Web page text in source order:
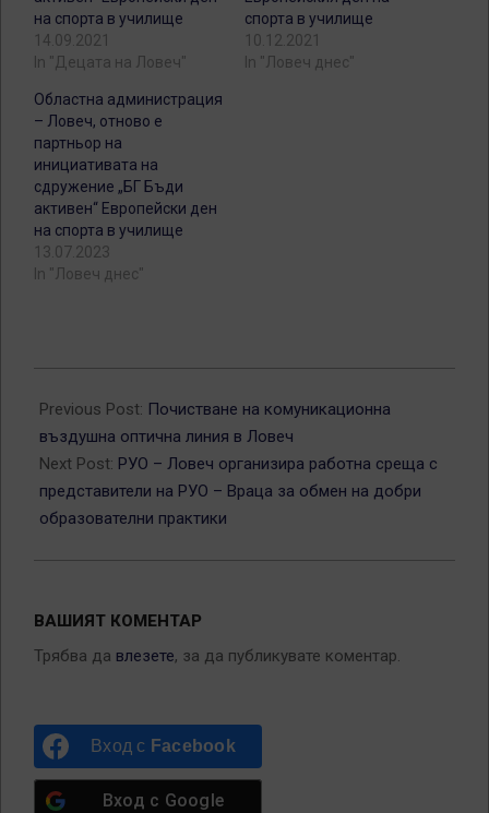
на спорта в училище
14.09.2021
In "Децата на Ловеч"
спорта в училище
10.12.2021
In "Ловеч днес"
Областна администрация
– Ловеч, отново е
партньор на
инициативата на
сдружение „БГ Бъди
активен“ Европейски ден
на спорта в училище
13.07.2023
In "Ловеч днес"
06-
06
Previous Post: Почистване на комуникационна
въздушна оптична линия в Ловеч
Next Post: РУО – Ловеч организира работна среща с
представители на РУО – Враца за обмен на добри
образователни практики
ВАШИЯТ КОМЕНТАР
Трябва да влезете, за да публикувате коментар.
Вход с Facebook
Вход с Google